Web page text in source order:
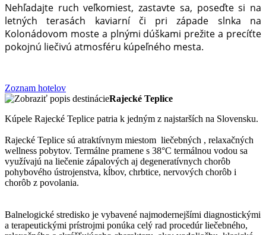
Nehľadajte ruch veľkomiest, zastavte sa, poseďte si na
letných terasách kaviarní či pri západe slnka na
Kolonádovom moste a plnými dúškami prežite a precíťte
pokojnú liečivú atmosféru kúpeľného mesta.
Zoznam hotelov
Rajecké Teplice
Kúpele Rajecké Teplice patria k jedným z najstarších na Slovensku.
Rajecké Teplice sú atraktívnym miestom liečebných , relaxačných
wellness pobytov. Termálne pramene s 38°C termálnou vodou sa
využívajú na liečenie zápalových aj degeneratívnych chorôb
pohybového ústrojenstva, kĺbov, chrbtice, nervových chorôb i
chorôb z povolania.
Balnelogické stredisko je vybavené najmodernejšími diagnostickými
a terapeutickými prístrojmi ponúka celý rad procedúr liečebného,